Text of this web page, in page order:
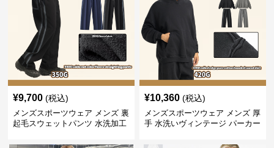
¥9,700 (税込)
メンズスポーツウェア メンズ 裏
起毛スウェットパンツ 水洗加工
¥10,360 (税込)
メンズスポーツウェア メンズ 厚
手 水洗いヴィンテージ パーカー